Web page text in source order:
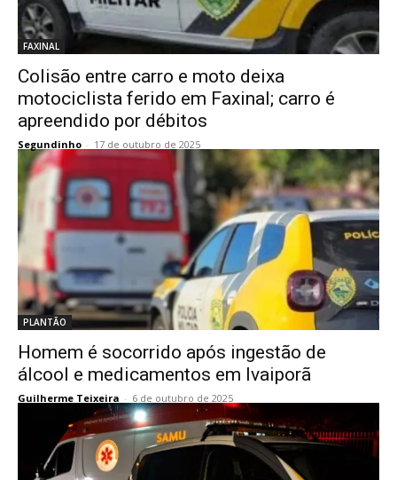
FAXINAL
Colisão entre carro e moto deixa
motociclista ferido em Faxinal; carro é
apreendido por débitos
Segundinho - 17 de outubro de 2025
PLANTÃO
Homem é socorrido após ingestão de
álcool e medicamentos em Ivaiporã
Guilherme Teixeira - 6 de outubro de 2025